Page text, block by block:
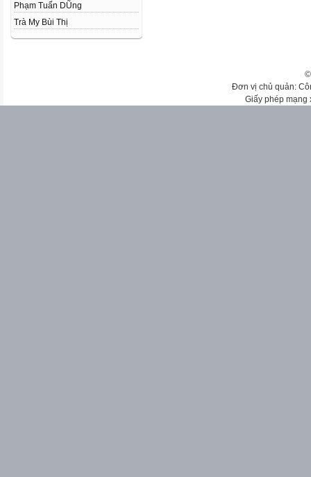
Phạm Tuấn DŨng
Trà My Bùi Thị
Đơn vị chủ quản:
Giấy phép mạng